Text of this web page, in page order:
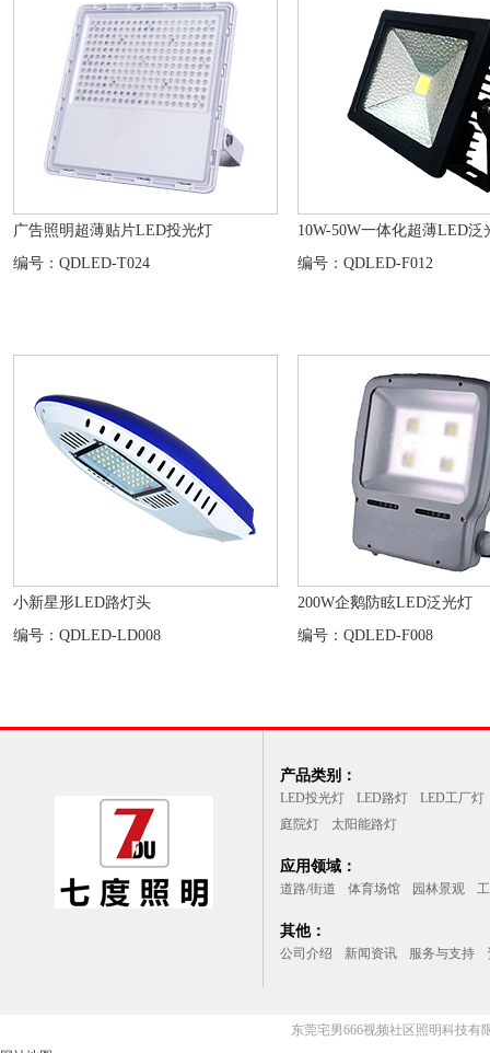
广告照明超薄贴片LED投光灯
编号：QDLED-T024
10W-50W一体化超薄LED泛
编号：QDLED-F012
小新星形LED路灯头
编号：QDLED-LD008
200W企鹅防眩LED泛光灯
编号：QDLED-F008
产品类别：
LED投光灯 LED路灯
LED工厂灯
庭院灯
太阳能路灯
应用领域：
道路/街道 体育场馆 园林景观
其他：
公司介绍 新闻资讯 服务与支持
东莞宅男666视频社区照明科技有